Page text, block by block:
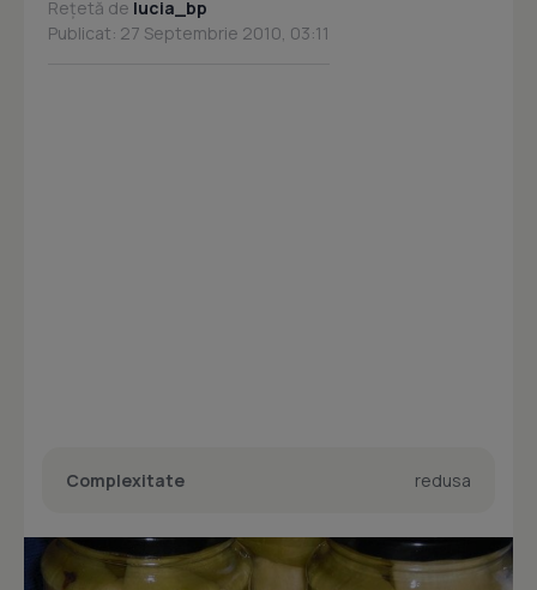
Rețetă de lucia_bp
Publicat: 27 Septembrie 2010, 03:11
Complexitate redusa